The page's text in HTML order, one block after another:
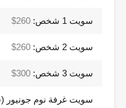
سويت 1 شخص: 260$
سويت 2 شخص: 260$
سويت 3 شخص: 300$
سويت غرفة نوم جونيور